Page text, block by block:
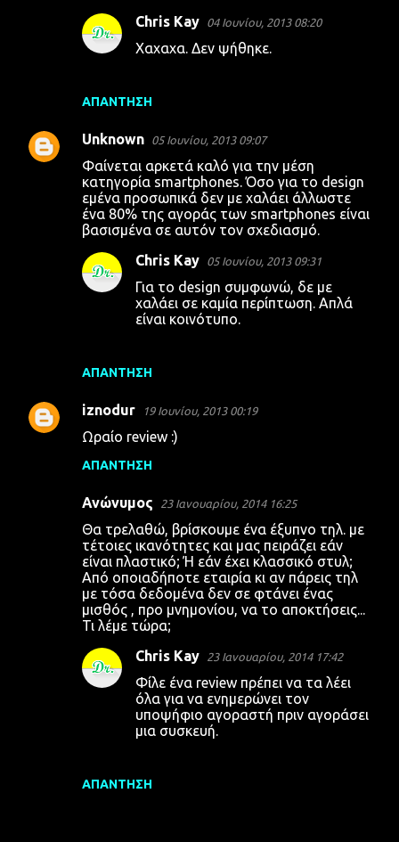
ΑΠΆΝΤΗΣΗ
Chris Kay 04 Ιουνίου, 2013 08:20
Χαχαχα. Δεν ψήθηκε.
Unknown 05 Ιουνίου, 2013 09:07
Φαίνεται αρκετά καλό για την μέση
κατηγορία smartphones. Όσο για το design
εμένα προσωπικά δεν με χαλάει άλλωστε
ένα 80% της αγοράς των smartphones είναι
βασισμένα σε αυτόν τον σχεδιασμό.
ΑΠΆΝΤΗΣΗ
Chris Kay 05 Ιουνίου, 2013 09:31
Για το design συμφωνώ, δε με
χαλάει σε καμία περίπτωση. Απλά
είναι κοινότυπο.
iznodur 19 Ιουνίου, 2013 00:19
Ωραίο review :)
ΑΠΆΝΤΗΣΗ
Ανώνυμος 23 Ιανουαρίου, 2014 16:25
Θα τρελαθώ, βρίσκουμε ένα έξυπνο τηλ. με
τέτοιες ικανότητες και μας πειράζει εάν
είναι πλαστικό; Ή εάν έχει κλασσικό στυλ;
Από οποιαδήποτε εταιρία κι αν πάρεις τηλ
με τόσα δεδομένα δεν σε φτάνει ένας
μισθός , προ μνημονίου, να το αποκτήσεις...
Τι λέμε τώρα;
ΑΠΆΝΤΗΣΗ
Chris Kay 23 Ιανουαρίου, 2014 17:42
Φίλε ένα review πρέπει να τα λέει
όλα για να ενημερώνει τον
υποψήφιο αγοραστή πριν αγοράσει
μια συσκευή.